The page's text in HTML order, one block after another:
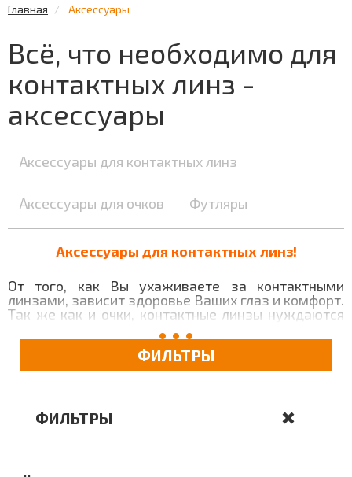
Главная Аксессуары
Всё, что необходимо для
контактных линз -
аксессуары
Аксессуары для контактных линз
Аксессуары для очков Футляры
Аксессуары для контактных линз!
От того, как Вы ухаживаете за контактными
линзами, зависит здоровье Ваших глаз и комфорт.
Так же как и очки, контактные линзы нуждаются
этих ежедневных целей Вам понадобятся
некоторые аксессуары для контактных линз.
Ежедневно необходимо промывать контейнер и
ФИЛЬТРЫ
ФИЛЬТРЫ